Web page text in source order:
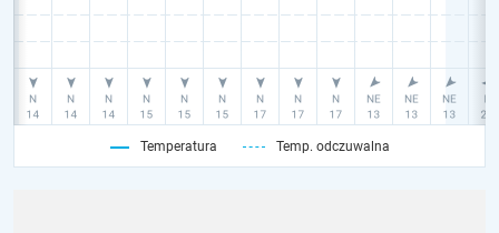
Temperatura Temp. odczuwalna